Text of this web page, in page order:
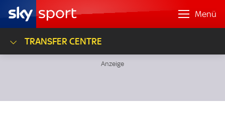
Menü
TRANSFER CENTRE